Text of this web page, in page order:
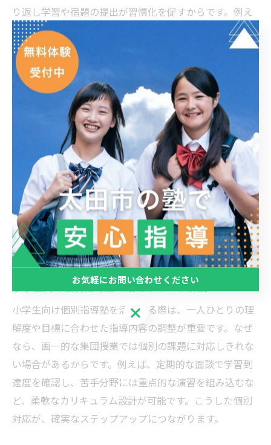
り返し学習や宿題の提出が習慣化を促すからです。例え
ば、毎週決まった曜日に通塾し、帰宅後にその日の復習
を行うことで、自然と学びのリズムが定着します。こう
した具体的な仕組みを作ることで、学習の「やりっぱな
し」防止と着実な定着につながります。
太田市の塾で基礎学力を高める効果的な方法
太田市の塾では、反復練習やステップアップ式の問題演
習が基礎学力向上に有効です。その理由は、基礎事項を
繰り返し学ぶことで知識が深く定着するからです。具体
的には、基礎問題→応用問題→定着確認テストのサイク
ルを導入し、定期的な弱点チェックを行います。これに
より、苦手分野の早期発見と強化が実現し、学力の底上
げが期待できます。
小学生向け個別指導塾の活用ポイント解説
小学生向け個別指導塾を活用する際は、一人ひとりの理
解度や目標に合わせた指導内容の調整が重要です。なぜ
なら、画一的な集団授業では個別の課題に対応しきれな
い場合があるからです。例えば、定期的な面談で学習到
達度を確認し、苦手分野には重点的な演習を組み込むな
ど、柔軟なカリキュラム設計が可能です。こうした個別
対応が、確実なステップアップにつながります。
お気軽にお問い合わせください
お気軽にお問い合わせください